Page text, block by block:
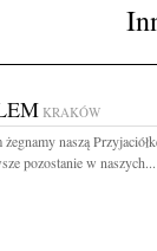
KRAKÓW
naszą
pozostanie w naszych...